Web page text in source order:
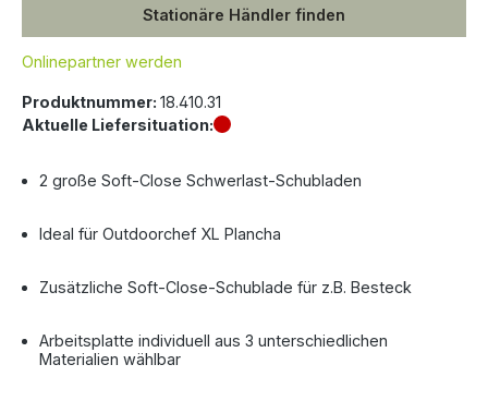
Stationäre Händler finden
Onlinepartner werden
Produktnummer: 18.410.31
Aktuelle Liefersituation:
2 große Soft-Close Schwerlast-Schubladen
Ideal für Outdoorchef XL Plancha
Zusätzliche Soft-Close-Schublade für z.B. Besteck
Arbeitsplatte individuell aus 3 unterschiedlichen
Materialien wählbar